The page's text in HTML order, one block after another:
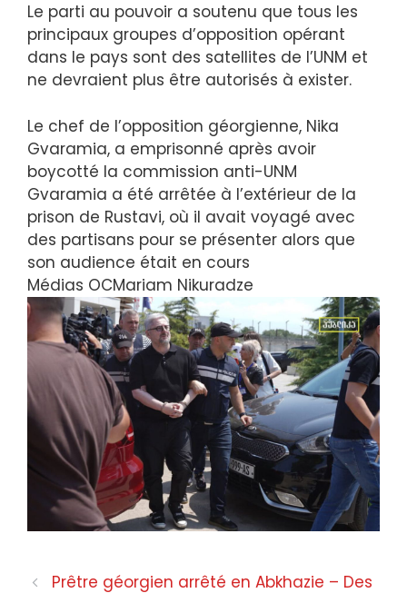
Le parti au pouvoir a soutenu que tous les
principaux groupes d’opposition opérant
dans le pays sont des satellites de l’UNM et
ne devraient plus être autorisés à exister.
Le chef de l’opposition géorgienne, Nika
Gvaramia, a emprisonné après avoir
boycotté la commission anti-UNM
Gvaramia a été arrêtée à l’extérieur de la
prison de Rustavi, où il avait voyagé avec
des partisans pour se présenter alors que
son audience était en cours
Médias OCMariam Nikuradze
Prêtre géorgien arrêté en Abkhazie – Des